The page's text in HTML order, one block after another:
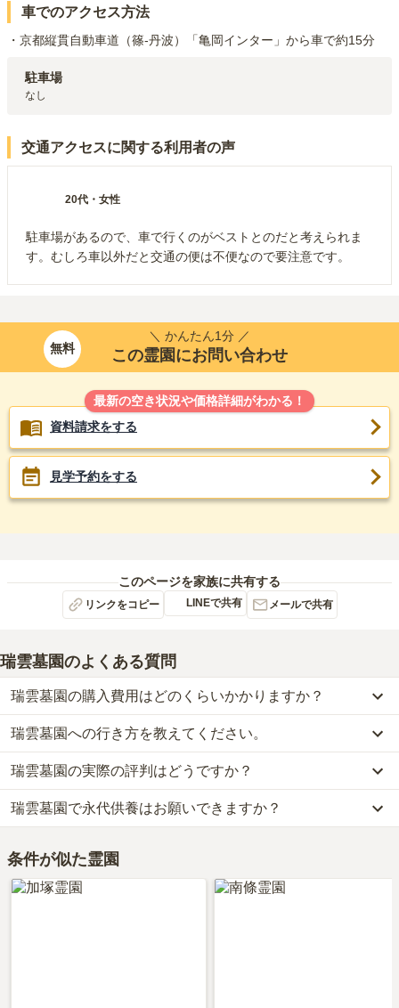
車でのアクセス方法
・京都縦貫自動車道（篠-丹波）「亀岡インター」から車で約15分
駐車場
なし
交通アクセスに関する利用者の声
20代 ・ 女性
駐車場があるので、車で行くのがベストとのだと考えられま
す。むしろ車以外だと交通の便は不便なので要注意です。
無料
＼ かんたん1分 ／
この霊園にお問い合わせ
最新の空き状況や価格詳細がわかる！
資料請求をする
見学予約をする
このページを家族に共有する
リンクをコピー LINEで共有 メールで共有
瑞雲墓園のよくある質問
瑞雲墓園の購入費用はどのくらいかかりますか？
瑞雲墓園では、一般墓が約84.1万円から、永代供養墓が約10万円か
らお求めいただけます。
なお、瑞雲墓園がある京都府の相場は、一般墓が約71万円（墓石代
別途）、永代供養墓が約62万円です。
お墓は、価格が高いものがよい、安いものが悪い、という訳ではあ
きる場所を選ぶことです。
瑞雲墓園への行き方を教えてください。
公共交通機関の場合、山陰線「亀岡駅」からタクシーで約6分・亀
岡市バスに乗車、「毘沙門バス停」下車徒歩約4分です。
車の場合、京都縦貫自動車道（篠-丹波）「亀岡インター」から車
で約15分です。
詳しいルートや地図は、本ページの「地図・交通アクセス」欄をご
確認ください。
瑞雲墓園の実際の評判はどうですか？
当サイトに寄せられた総合評価は、4.4点です。特に交通利便性、
設備・環境、周辺施設が高く評価されています。
利用者様からは「山辺に霊園があるため、近くには商店街やコンビ
ニも有りませんが車で行くため、京都縦貫道を降りて霊園に行く道
沿いには平和堂やイオンなどが有り御供物など買い物には困らな
瑞雲墓園で永代供養はお願いできますか？
費用は、約10万円からとなっております。
瑞雲墓園がある京都府の永代供養墓の相場価格は、約62万円です。
条件が似た霊園